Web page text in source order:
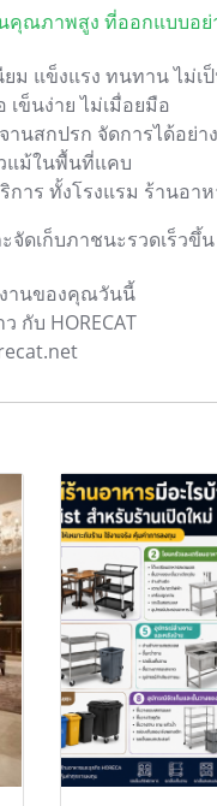
นคุณภาพสูง ที่ออกแบบ
ยม แข็งแรง ทนทาน ไม่เ
ข็นง่าย ไม่เมื่อยมือ
นสกปรก จัดการได้อย่า
แม้ในพื้นที่แคบ
าร ทั้งโรงแรม ร้านอา
จัดเก็บภาชนะรวดเร็ว
งานของคุณวันนี้
กับ HORECAT